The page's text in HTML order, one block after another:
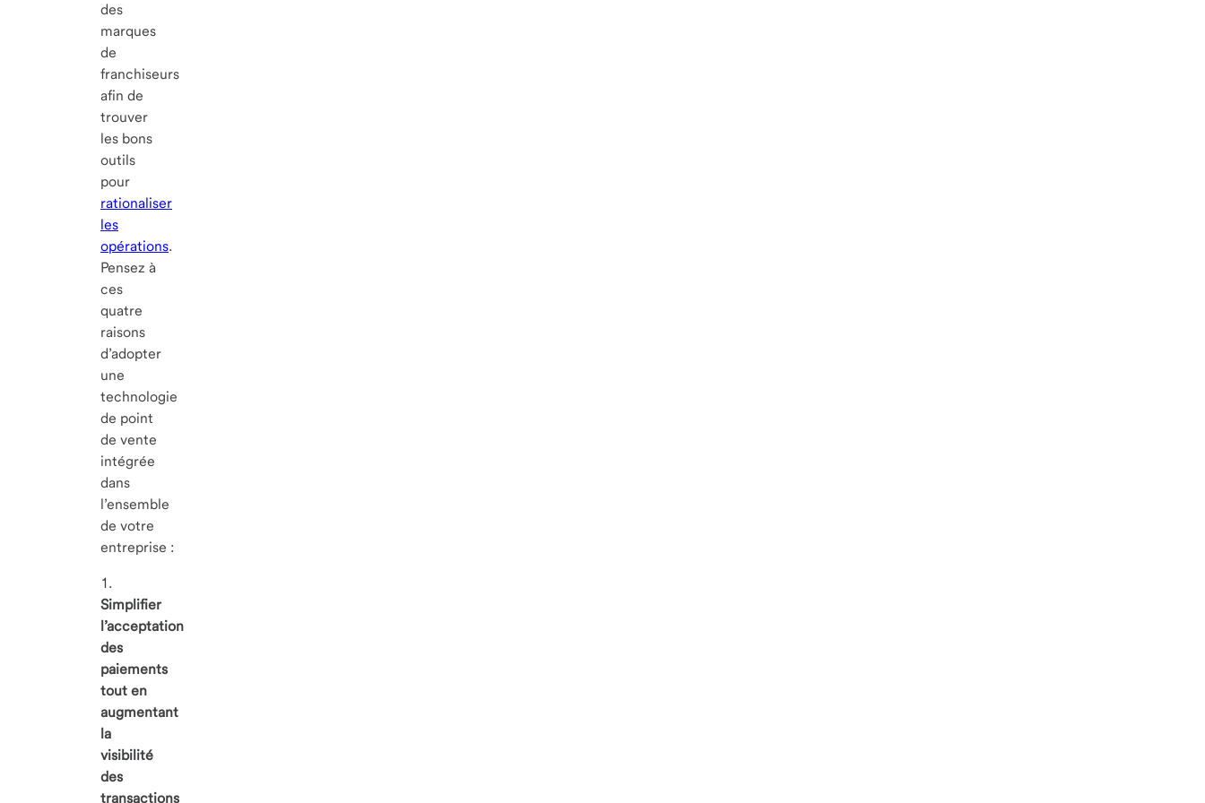
des
marques
de
franchiseurs
afin de
trouver
les bons
outils
pour
rationaliser
les
opérations.
Pensez à
ces
quatre
raisons
d’adopter
une
technologie
de point
de vente
intégrée
dans
l’ensemble
de votre
entreprise :
1.
Simplifier
l’acceptation
des
paiements
tout en
augmentant
la
visibilité
des
transactions